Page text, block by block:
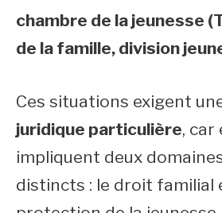
chambre de la jeunesse
de la famille, division
Ces situations exigent
juridique particulière, car
impliquent deux
distincts : le droit familial